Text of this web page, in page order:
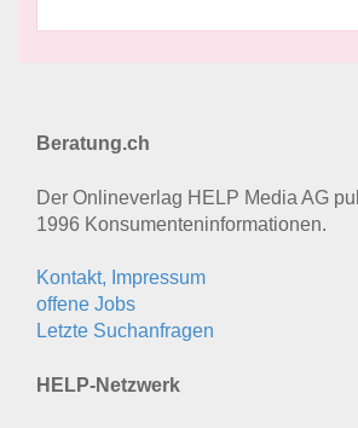
Beratung.ch
Der Onlineverlag HELP Media AG
1996 Konsumenten­informationen.
Kontakt, Impressum
offene Jobs
Letzte Suchanfragen
HELP-Netzwerk